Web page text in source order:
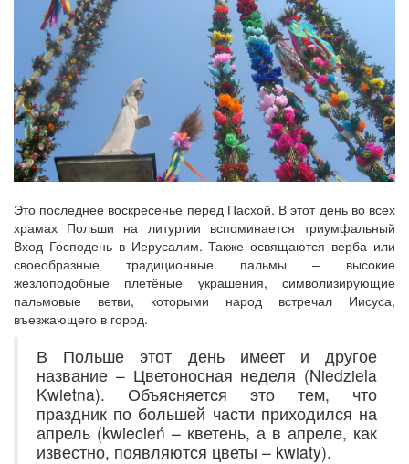
Это последнее воскресенье перед Пасхой. В этот день во всех
храмах Польши на литургии вспоминается триумфальный
Вход Господень в Иерусалим. Также освящаются верба или
своеобразные традиционные пальмы – высокие
жезлоподобные плетёные украшения, символизирующие
пальмовые ветви, которыми народ встречал Иисуса,
въезжающего в город.
В Польше этот день имеет и другое
название – Цветоносная неделя (Niedziela
Kwietna). Объясняется это тем, что
праздник по большей части приходился на
апрель (kwiecień – кветень, а в апреле, как
известно, появляются цветы – kwiaty).